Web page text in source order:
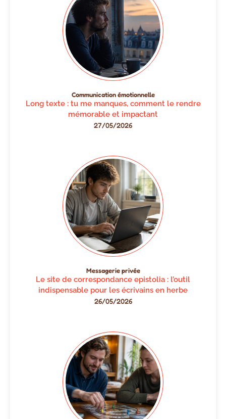
Communication émotionnelle
Long texte : tu me manques, comment le rendre
mémorable et impactant
27/05/2026
Messagerie privée
Le site de correspondance epistolia : l’outil
indispensable pour les écrivains en herbe
26/05/2026